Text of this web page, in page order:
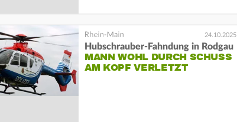
24.10.2025
Hubschrauber-Fahndung in Rodgau
MANN WOHL DURCH SCHUSS
AM KOPF VERLETZT